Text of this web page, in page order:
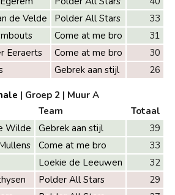
de Velde Polder All Stars
33
Come at me bro
31
Eeraerts Come at me bro
30
Gebrek aan stijl 26
| Groep 2| Muur A
Team
Totaal
Wilde Gebrek aan stijl
39
Come at me bro
33
Loekie de Leeuwen
32
Polder All Stars
29